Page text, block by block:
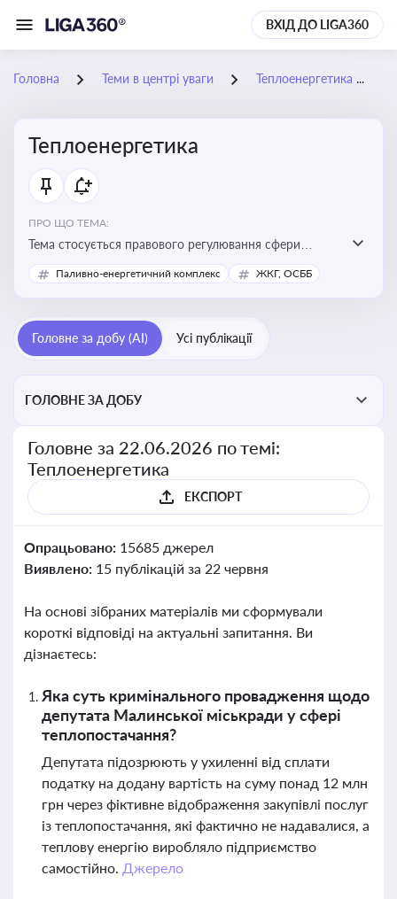
ВХІД ДО LIGA360
Головна Теми в центрі уваги Теплоенергетика
Теплоенергетика
ПРО ЩО ТЕМА:
Тема стосується правового регулювання сфери
теплопостачання в Україні, що є важливою для
енергетичної безпеки, економіки підприємств та
комунальних послуг
Паливно-енергетичний комплекс ЖКГ, ОСББ
Головне за добу (AI) Усі публікації
ГОЛОВНЕ ЗА ДОБУ
Головне за 22.06.2026 по темі:
Теплоенергетика
ЕКСПОРТ
Опрацьовано: 15685 джерел
Виявлено: 15 публікацій за 22 червня
На основі зібраних матеріалів ми сформували
короткі відповіді на актуальні запитання. Ви
дізнаєтесь:
Яка суть кримінального провадження щодо
депутата Малинської міськради у сфері
теплопостачання?
Депутата підозрюють у ухиленні від сплати
податку на додану вартість на суму понад 12 млн
грн через фіктивне відображення закупівлі послуг
із теплопостачання, які фактично не надавалися, а
теплову енергію виробляло підприємство
самостійно. Джерело